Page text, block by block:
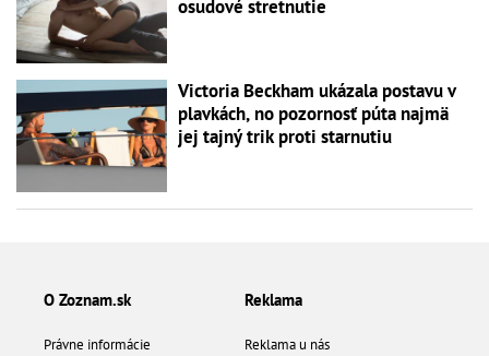
osudové stretnutie
Victoria Beckham ukázala postavu v
plavkách, no pozornosť púta najmä
jej tajný trik proti starnutiu
O Zoznam.sk
Právne informácie
Reklama
Reklama u nás